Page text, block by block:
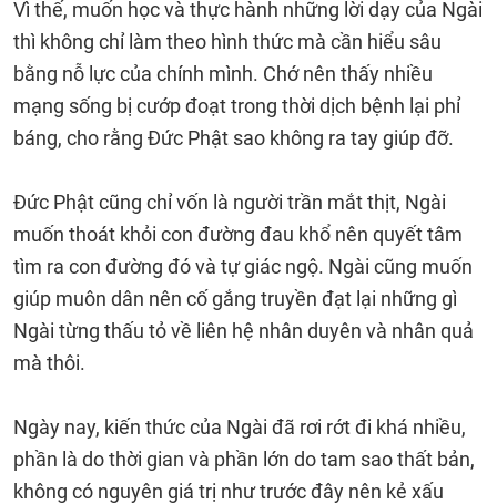
Vì thế, muốn học và thực hành những lời dạy của Ngài
thì không chỉ làm theo hình thức mà cần hiểu sâu
bằng nỗ lực của chính mình. Chớ nên thấy nhiều
mạng sống bị cướp đoạt trong thời dịch bệnh lại phỉ
báng, cho rằng Đức Phật sao không ra tay giúp đỡ.
Đức Phật cũng chỉ vốn là người trần mắt thịt, Ngài
muốn thoát khỏi con đường đau khổ nên quyết tâm
tìm ra con đường đó và tự giác ngộ. Ngài cũng muốn
giúp muôn dân nên cố gắng truyền đạt lại những gì
Ngài từng thấu tỏ về liên hệ nhân duyên và nhân quả
mà thôi.
Ngày nay, kiến thức của Ngài đã rơi rớt đi khá nhiều,
phần là do thời gian và phần lớn do tam sao thất bản,
không có nguyên giá trị như trước đây nên kẻ xấu